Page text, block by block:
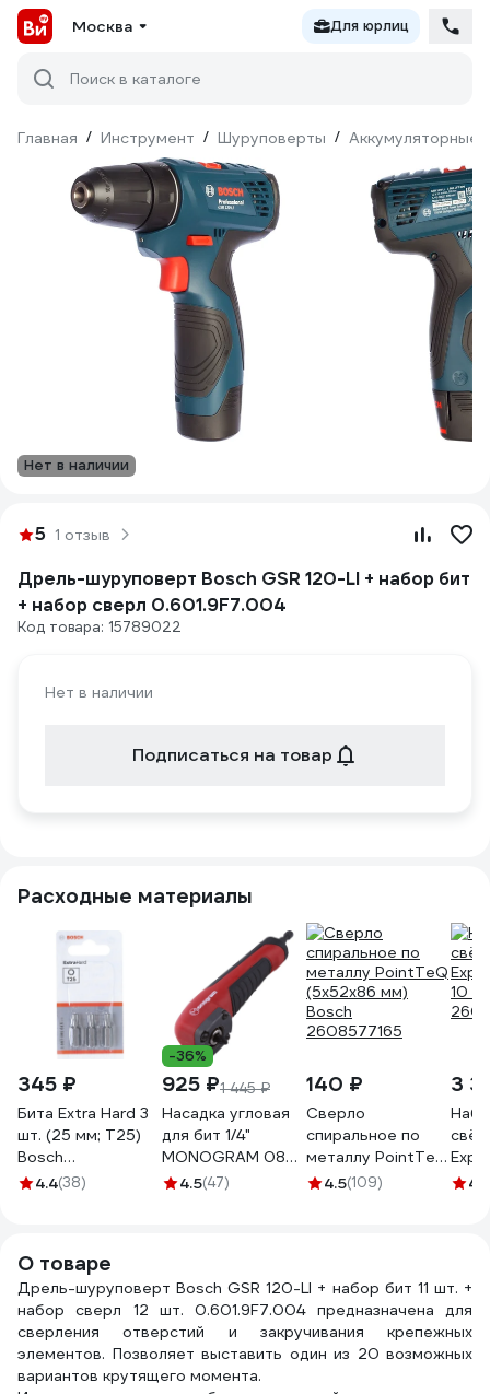
Москва Для юрлиц
Поиск в каталоге
Главная / Инструмент / Шуруповерты / Аккумуляторные
Нет в наличии
5 1 отзыв
Дрель-шуруповерт Bosch GSR 120-LI + набор бит
+ набор сверл 0.601.9F7.004
Код товара: 15789022
Нет в наличии
Подписаться на товар
Расходные материалы
345 ₽
Бита Extra Hard 3
шт. (25 мм; Т25)
Bosch
2607001615
4.4(38)
-36%
925 ₽1 445 ₽
Насадка угловая
для бит 1/4"
MONOGRAM 087-
4304.5(47)
140 ₽
Сверло
спиральное по
металлу PointTeQ
(5х52х86 мм)
4.5(109)
3
104.1
О товаре
Дрель-шуруповерт Bosch GSR 120-LI + набор бит 11 шт. +
набор сверл 12 шт. 0.601.9F7.004 предназначена для
сверления отверстий и закручивания крепежных
элементов. Позволяет выставить один из 20 возможных
вариантов крутящего момента.